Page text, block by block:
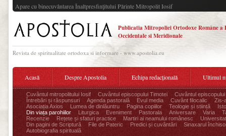
Apare cu binecuvântarea Înaltpresfinţitului Părinte Mitropolit Iosif
Publicatia Mitropoliei Ortodoxe Române a
Occidentale si Meridionale
Revista de spiritualitate ortodoxa si informare - www.apostolia.eu
Acasă Despre Apostolia Echipa redacțională Ultimul
Cuvântul mitropolitului Iosif Cuvântul episcopului Timotei
Cuvântul episcopului
Întrebări și răspunsuri
Agenda pastorală Evul media Cuvânt filocalic
Zis-
Asociația Axios
Lumea de dinlăuntru Pagina copiilor Teologie și stiință
Din viața parohiilor
Liturgica Eveniment Pastorala Aniversare Varia
Recenzie
Rețete și sfaturi practice Martiri ai neamului românesc
Din pagini de Scriptură
File de Pateric Predici și cuvântări
Sinaxarul
Autobiografia spirituală